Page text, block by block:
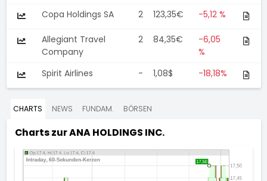
Copa Holdings SA
2 123,35€ -5,12 %
Allegiant Travel
Company
2 84,35€
-6,05
%
Spirit Airlines
- 1,08$ -18,18%
CHARTS NEWS FUNDAM. BÖRSEN
Charts zurANA HOLDINGS INC.